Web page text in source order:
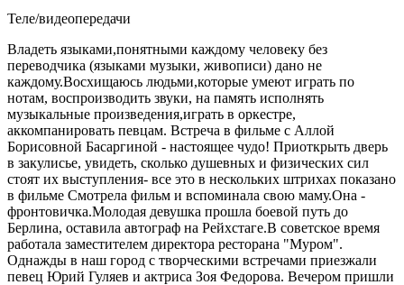
Теле/видеопередачи
Владеть языками,понятными каждому человеку без
переводчика (языками музыки, живописи) дано не
каждому.Восхищаюсь людьми,которые умеют играть по
нотам, воспроизводить звуки, на память исполнять
музыкальные произведения,играть в оркестре,
аккомпанировать певцам. Встреча в фильме с Аллой
Борисовной Басаргиной - настоящее чудо! Приоткрыть дверь
в закулисье, увидеть, сколько душевных и физических сил
стоят их выступления- все это в нескольких штрихах показано
в фильме Смотрела фильм и вспоминала свою маму.Она -
фронтовичка.Молодая девушка прошла боевой путь до
Берлина, оставила автограф на Рейхстаге.В советское время
работала заместителем директора ресторана "Муром".
Однажды в наш город с творческими встречами приезжали
певец Юрий Гуляев и актриса Зоя Федорова. Вечером пришли